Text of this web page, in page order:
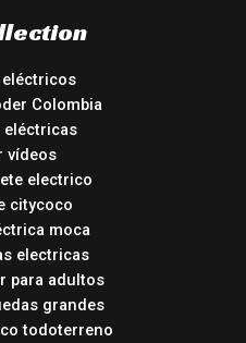
eléctricos
Colombia
eléctricas
vídeos
electrico
citycoco
moca
electricas
para adultos
grandes
todoterreno